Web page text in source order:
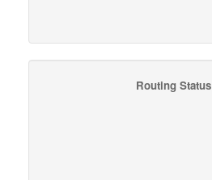
Routing Status